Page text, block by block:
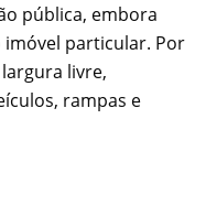
pública, embora
particular. Por
livre,
rampas e